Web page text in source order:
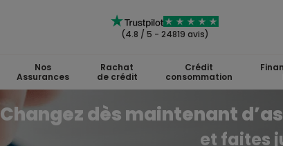
(4.8 / 5 - 24819 avis)
Nos
Assurances
Rachat
de crédit
Crédit
consommation
Changez dès maintenant
et faites